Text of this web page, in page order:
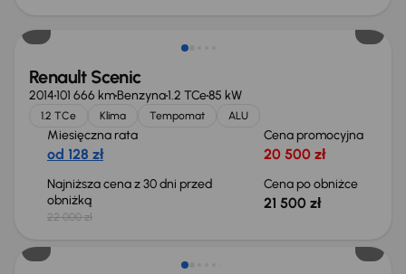
Renault Scenic
2014101 666 kmBenzyna1.2 TCe85 kW
1.2 TCe Klima Tempomat ALU
Miesięczna rata
od 128 zł
Cena promocyjna
20 500 zł
Najniższa cena z 30 dni przed
obniżką
22 000 zł
Cena po obniżce
21 500 zł